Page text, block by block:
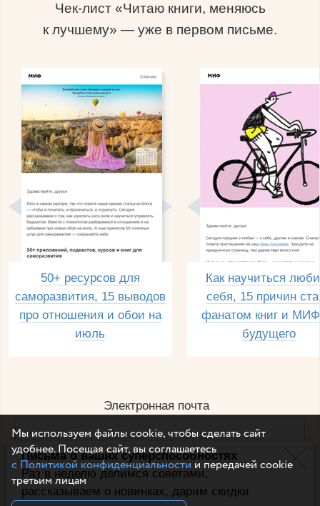
Письма о ваших суперспособностях
Раз в неделю делимся советами,
рассказываем о новинках, дарим скидки
Чек-лист «Читаю книги, меняюсь
к лучшему» — уже в первом письме.
50+ ресурсов для
саморазвития, 15 выводов
про отношения и обои на
июль
Как научиться
себя, 15 причин
фанатом книг и
будущего
Электронная почта
Например, dulsineya@gmail.com
Без спама и смс
Подписаться
Мы используем файлы cookie, чтобы сделать сайт
удобнее. Посещая сайт, вы соглашаетесь
с Политикой конфиденциальностии передачей cookie
третьим лицам